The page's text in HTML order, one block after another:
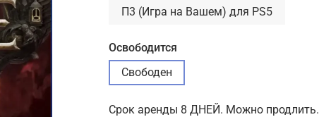
П3 (Игра на Вашем) для PS5
Освободится
Свободен
Срок аренды 8 ДНЕЙ. Можно продлить.